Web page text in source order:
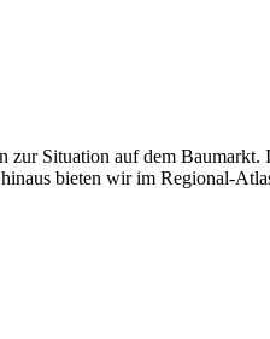
zur Situation auf dem
bieten wir im Regional-